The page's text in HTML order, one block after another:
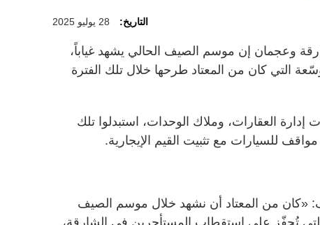
التاريخ: 28 يوليو 2025
وعجمان إن موسم الصيف الحالي يشهد غياباً،
التي كان من المعتاد طرحها خلال تلك الفترة
إدارة العقارات، وملاك الوحدات، استبدلوا تلك
للسيارات مع تثبيت القيم الإيجارية.
«كان من المعتاد أن نشهد خلال موسم الصيف
تُحفّز على استقطاب المستأجرين في الشارقة،